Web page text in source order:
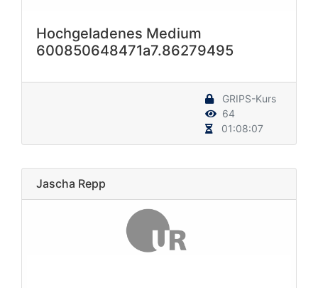
Hochgeladenes Medium
600850648471a7.86279495
GRIPS-Kurs
64
01:08:07
Jascha Repp